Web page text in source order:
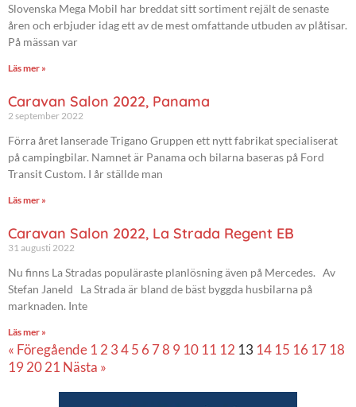
Slovenska Mega Mobil har breddat sitt sortiment rejält de senaste
åren och erbjuder idag ett av de mest omfattande utbuden av plåtisar.
På mässan var
Läs mer »
Caravan Salon 2022, Panama
2 september 2022
Förra året lanserade Trigano Gruppen ett nytt fabrikat specialiserat
på campingbilar. Namnet är Panama och bilarna baseras på Ford
Transit Custom. I år ställde man
Läs mer »
Caravan Salon 2022, La Strada Regent EB
31 augusti 2022
Nu finns La Stradas populäraste planlösning även på Mercedes. Av
Stefan Janeld La Strada är bland de bäst byggda husbilarna på
marknaden. Inte
Läs mer »
« Föregående 1 2 345 6 78 9 10 11 12 13 14 15 16 17 18
19 2021 Nästa »